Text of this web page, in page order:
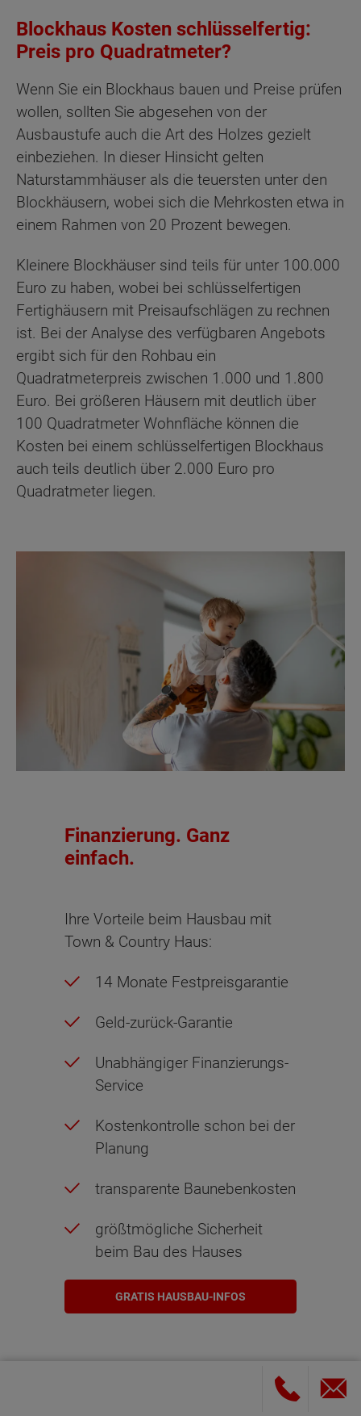
Blockhaus Kosten schlüsselfertig:
Preis pro Quadratmeter?
Wenn Sie ein Blockhaus bauen und Preise prüfen
wollen, sollten Sie abgesehen von der
Ausbaustufe auch die Art des Holzes gezielt
einbeziehen. In dieser Hinsicht gelten
Naturstammhäuser als die teuersten unter den
Blockhäusern, wobei sich die Mehrkosten etwa in
einem Rahmen von 20 Prozent bewegen.
Kleinere Blockhäuser sind teils für unter 100.000
Euro zu haben, wobei bei schlüsselfertigen
Fertighäusern mit Preisaufschlägen zu rechnen
ist. Bei der Analyse des verfügbaren Angebots
ergibt sich für den Rohbau ein
Quadratmeterpreis zwischen 1.000 und 1.800
Euro. Bei größeren Häusern mit deutlich über
100 Quadratmeter Wohnfläche können die
Kosten bei einem schlüsselfertigen Blockhaus
auch teils deutlich über 2.000 Euro pro
Quadratmeter liegen.
Finanzierung. Ganz
einfach.
Ihre Vorteile beim Hausbau mit
Town & Country Haus:
14 Monate Festpreisgarantie
Geld-zurück-Garantie
Unabhängiger Finanzierungs-
Service
Kostenkontrolle schon bei der
Planung
transparente Baunebenkosten
größtmögliche Sicherheit
beim Bau des Hauses
GRATIS HAUSBAU-INFOS